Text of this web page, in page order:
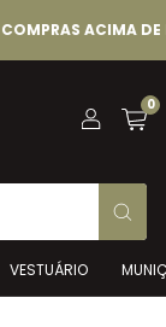
ACIMA DE R$ 399,00
0
VESTUÁRIO